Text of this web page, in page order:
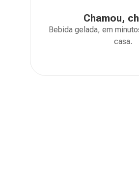
Chamou,
Bebida gelada, em
casa.